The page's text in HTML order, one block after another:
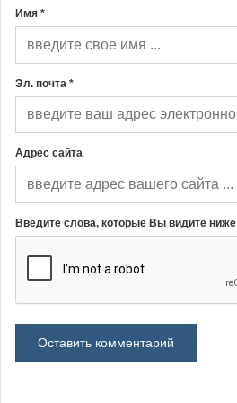
Имя *
Эл. почта *
Адрес сайта
Введите слова, которые Вы видите ниже